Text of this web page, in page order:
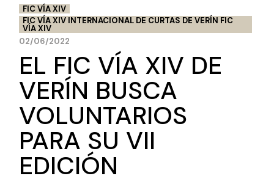
FIC VÍA XIV
FIC VÍA XIV INTERNACIONAL DE CURTAS DE VERÍN FIC
VÍA XIV
02/06/2022
EL FIC VÍA XIV DE
VERÍN BUSCA
VOLUNTARIOS
PARA SU VII
EDICIÓN